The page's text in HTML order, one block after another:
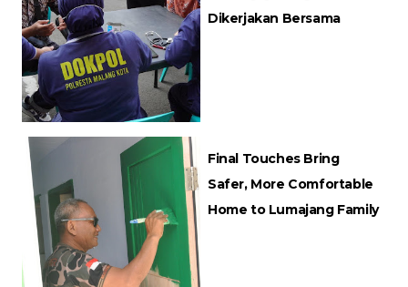
Dikerjakan Bersama
Final Touches Bring
Safer, More Comfortable
Home to Lumajang Family